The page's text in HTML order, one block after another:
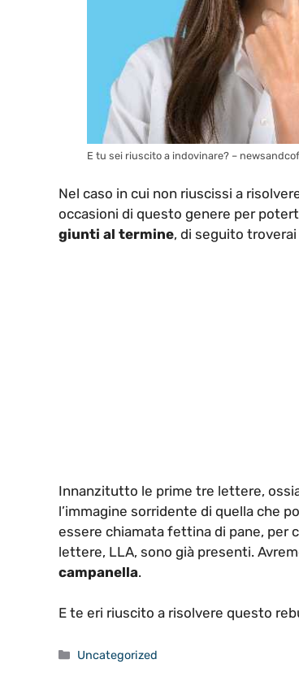
E tu sei riuscito a indovinare? –
Nel caso in cui non riuscissi a
occasioni di questo genere per
giunti al termine, di seguito
Innanzitutto le prime tre lettere,
l’immagine sorridente di quella che
essere chiamata fettina di pane, per
lettere, LLA, sono già presenti.
campanella.
E te eri riuscito a risolvere questo
Categorie
Uncategorized